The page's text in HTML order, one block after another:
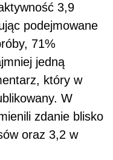
3,9
podejmowane
71%
jedną
który w
W
zdanie blisko
oraz 3,2 w